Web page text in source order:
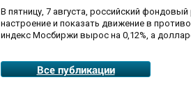
В пятницу, 7 августа, российский
настроение и показать движение в
индекс Мосбиржи вырос на 0,12%, а
Все публикации